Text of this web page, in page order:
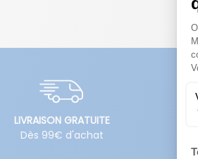
LIVRAISON GRATUITE
Dès 99€ d'achat